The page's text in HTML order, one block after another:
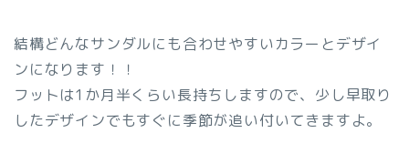
結構どんなサンダルにも合わせやすいカラーとデザイ
ンになります！！
フットは1か月半くらい長持ちしますので、少し早取り
したデザインでもすぐに季節が追い付いてきますよ。